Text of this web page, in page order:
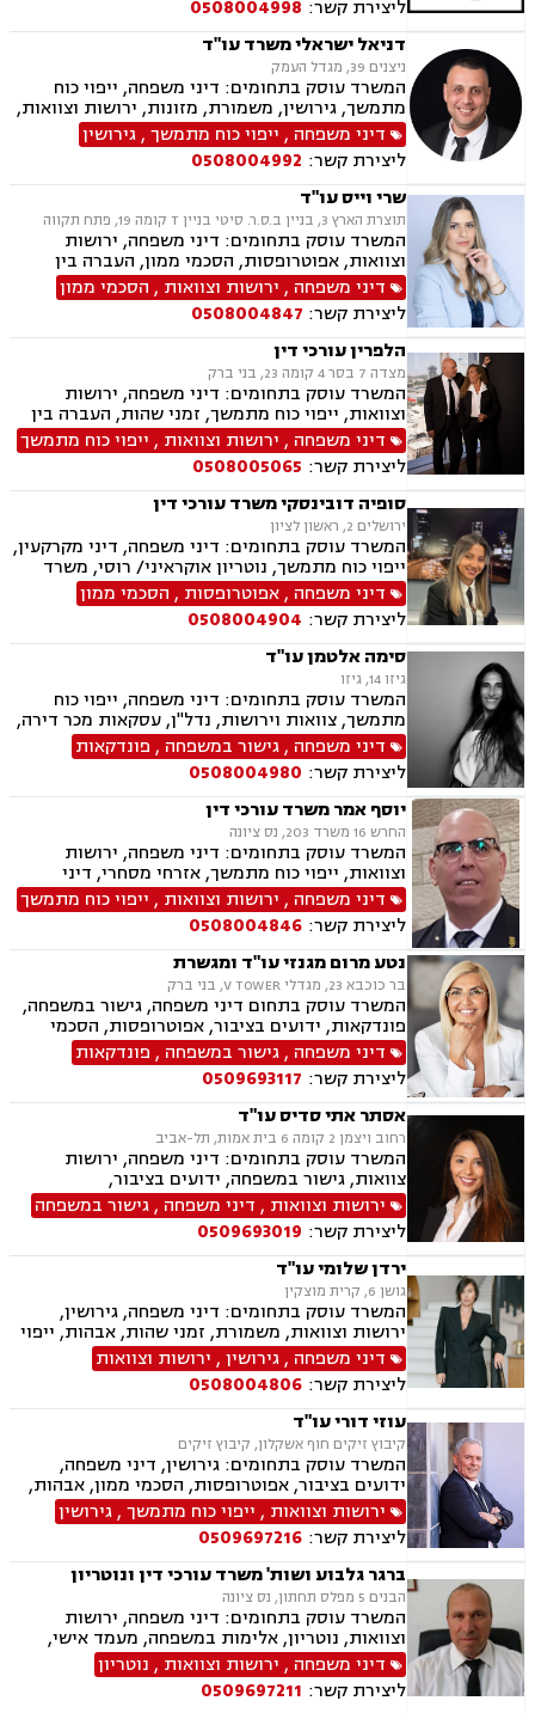
ליצירת קשר: 0508004998
דניאל ישראלי משרד עו"ד
ניצנים 39, מגדל העמק
המשרד עוסק בתחומים: דיני משפחה, ייפוי כוח
מתמשך, גירושין, משמורת, מזונות, ירושות וצוואות,
ידועים בציבור, אפוטרופסות, הסכמי ממון, אבהות,
הורות חד מינית, נישואים אזרחיים, חלוקת רכוש,
תיאום הורי, חטיפת ילדים, זמני שהות, ניכור הורי,
העברנ בין דורית, גישור
דיני משפחה , ייפוי כוח מתמשך,גירושין
ליצירת קשר: 0508004992
שרי וייס עו"ד
תוצרת הארץ 3, בניין ב.ס.ר. סיטי בניין T קומה 19, פתח תקווה
המשרד עוסק בתחומים: דיני משפחה, ירושות
וצוואות, אפוטרופסות, הסכמי ממון, העברה בין
דורית, ייפוי כוח מתמשך
דיני משפחה , ירושות וצוואות , הסכמי ממון
ליצירת קשר: 0508004847
הלפרין עורכי דין
מצדה 7 בסר 4 קומה 23, בני ברק
המשרד עוסק בתחומים: דיני משפחה, ירושות
וצוואות, ייפוי כוח מתמשך, זמני שהות, העברה בין
דורית, חלוקת רכוש, הורות חד מינית, גישור
במשפחה, מיזוגים ורכישות, ליווי עסקי, דיני חוזים,
משפט מסחרי, ניכור הורי, מזונות, הסכמי ממון,
ידועים בציבור, אבהות, חטיפת ילדים, זכיינות,
סכסוך בין בעלי מניות
דיני משפחה , ירושות וצוואות , ייפוי כוח מתמשך
ליצירת קשר: 0508005065
סופיה דובינסקי משרד עורכי דין
ירושלים 2, ראשון לציון
המשרד עוסק בתחומים: דיני משפחה, דיני מקרקעין,
ייפוי כוח מתמשך, נוטריון אוקראיני/ רוסי, משרד
הפנים, ירושות וצוואות, מומחים לדין הזר
דיני משפחה ,אפוטרופסות , הסכמי ממון
ליצירת קשר: 0508004904
סימה אלטמן עו"ד
גיזו 14, גיזו
המשרד עוסק בתחומים: דיני משפחה, ייפוי כוח
מתמשך, צוואות וירושות, נדל"ן, עסקאות מכר דירה,
משפט אזרחי
דיני משפחה ,גישור במשפחה , פונדקאות
ליצירת קשר: 0508004980
יוסף אמר משרד עורכי דין
החרש 16 משרד 203, נס ציונה
המשרד עוסק בתחומים: דיני משפחה, ירושות
וצוואות, ייפוי כוח מתמשך, אזרחי מסחרי, דיני
חברות, דיני חוזים, חוקתי מנהלי, חטיפת ילדים,
סכסוך בין בעלי מניות, תביעות חוב, תיאום הורי,
לשון הרע, בוררות וגישור.
דיני משפחה , ירושות וצוואות , ייפוי כוח מתמשך
ליצירת קשר: 0508004846
נטע מרום מגנזי עו"ד ומגשרת
בר כוכבא 23, מגדלי V TOWER, בני ברק
המשרד עוסק בתחום דיני משפחה, גישור במשפחה,
פונדקאות, ידועים בציבור, אפוטרופסות, הסכמי
ממון, אבהות, מזונות, משמורת, גירושין, הורות חד
מינית, נישואים אזרחיים, חוק הנוער, אימוץ, חלוקת
רכוש, מעמד אישי, זמני שהות, אומנה, ניכור הורי,
העברה בין דורית, ירושות וצוואות, ייפוי כוח מתמשך
דיני משפחה ,גישור במשפחה , פונדקאות
ליצירת קשר: 0509693117
אסתר אתי סדיס עו"ד
רחוב ויצמן 2 קומה 6 בית אמות, תל-אביב
המשרד עוסק בתחומים: דיני משפחה, ירושות
צוואות, גישור במשפחה, ידועים בציבור,
אפוטרופסות, הסכמי ממון, אבהות , מזונות,
משמורת, גירושין, חוק הנוער, אימוץ , חלוקת רכוש,
מעמד אישי, זמני שהות, אומנה, ניכור הורי, העברה
בין דורית
ירושות וצוואות , דיני משפחה ,גישור במשפחה
ליצירת קשר: 0509693019
ירדן שלומי עו"ד
גושן 6, קרית מוצקין
המשרד עוסק בתחומים: דיני משפחה, גירושין,
ירושות וצוואות, משמורת, זמני שהות, אבהות, ייפוי
כוח מתמשך, ידועים בציבור, מזונות, חלוקת רכוש,
ניכור הורי, אפוטרופסות, הסכמי ממון, נישואים
אזרחיים
דיני משפחה ,גירושין, ירושות וצוואות
ליצירת קשר: 0508004806
עוזי דורי עו"ד
קיבוץ זיקים חוף אשקלון, קיבוץ זיקים
המשרד עוסק בתחומים: גירושין, דיני משפחה,
ידועים בציבור, אפוטרופסות, הסכמי ממון, אבהות,
מזונות, משמורת, חלוקת רכוש, מעמד אישי, זמני
שהות, ניכור הורי, ירושות וצוואות, ייפוי כוח מתמשך,
דיני חוזים, עסקאות מכר דירה, פינוי מושכר, נחלות
ומשקים במושבים, העברה בין דורית
ירושות וצוואות , ייפוי כוח מתמשך,גירושין
ליצירת קשר: 0509697216
ברגר גלבוע ושות' משרד עורכי דין ונוטריון
הבנים 5 מפלס תחתון, נס ציונה
המשרד עוסק בתחומים: דיני משפחה, ירושות
וצוואות, נוטריון, אלימות במשפחה, מעמד אישי,
ייפוי כוח מתמשך.
דיני משפחה , ירושות וצוואות , נוטריון
ליצירת קשר: 0509697211